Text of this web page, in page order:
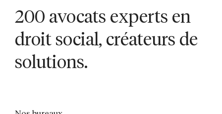
200 avocats experts en
droit social, créateurs de
solutions.